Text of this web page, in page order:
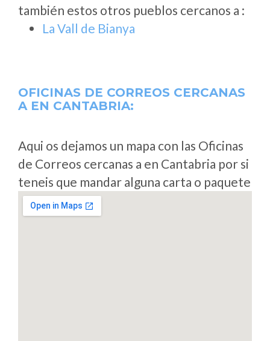
también estos otros pueblos cercanos a :
La Vall de Bianya
OFICINAS DE CORREOS CERCANAS
A EN CANTABRIA:
Aqui os dejamos un mapa con las Oficinas
de Correos cercanas a en Cantabria por si
teneis que mandar alguna carta o paquete